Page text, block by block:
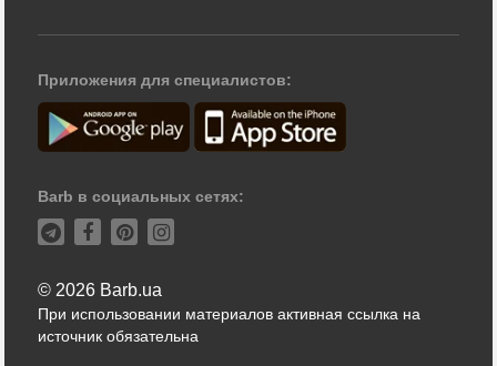
Приложения для специалистов:
Barb в социальных сетях:
© 2026 Barb.ua
При использовании материалов активная ссылка на
источник обязательна